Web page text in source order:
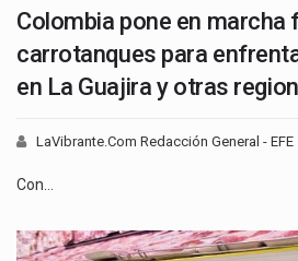
Colombia pone en marcha
carrotanques para
en La Guajira y otras
LaVibrante.Com Redacción General - EFE
Con…